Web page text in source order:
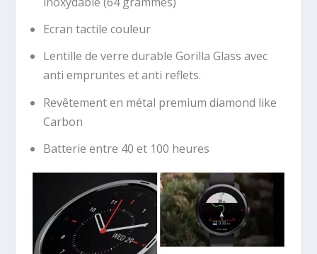
Ecran tactile couleur
Lentille de verre durable Gorilla Glass avec
anti empruntes et anti reflets.
Revêtement en métal premium diamond like
Carbon
Batterie entre 40 et 100 heures